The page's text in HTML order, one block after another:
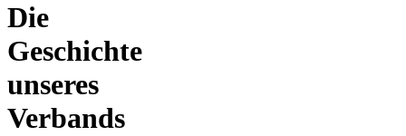
Die
Geschichte
unseres
Verbands